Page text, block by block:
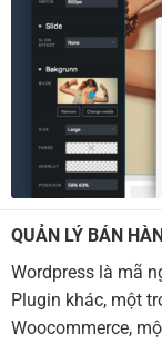
QUẢN LÝ BÁN
Wordpress là mã
Plugin khác, một
Woocommerce,